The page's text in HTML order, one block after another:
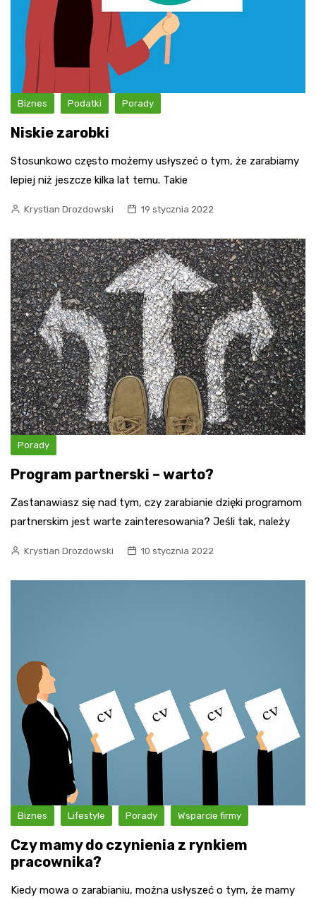
Biznes Podatki Porady
Niskie zarobki
Stosunkowo często możemy usłyszeć o tym, że zarabiamy
lepiej niż jeszcze kilka lat temu. Takie
Krystian Drozdowski 19 stycznia 2022
Porady
Program partnerski – warto?
Zastanawiasz się nad tym, czy zarabianie dzięki programom
partnerskim jest warte zainteresowania? Jeśli tak, należy
Krystian Drozdowski 10 stycznia 2022
Biznes Lifestyle Porady Wsparcie firmy
Czy mamy do czynienia z rynkiem
pracownika?
Kiedy mowa o zarabianiu, można usłyszeć o tym, że mamy